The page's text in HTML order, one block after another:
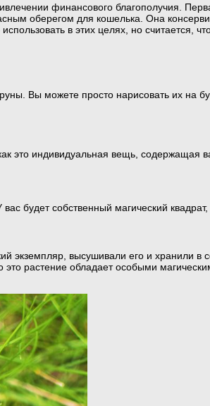
финансового благополучия.
оберегом для кошелька. Она
в этих целях, но считается,
Вы можете просто нарисовать их на
это индивидуальная вещь, содержащая
будет собственный магический
экземпляр, высушивали его и хранили в
растение обладает особыми